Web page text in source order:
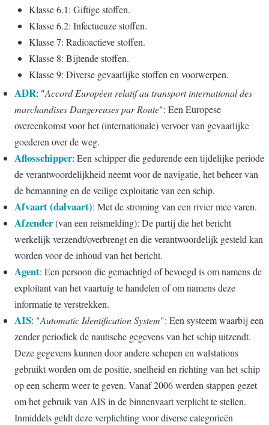
Klasse 6.1: Giftige stoffen.
Klasse 6.2: Infectueuze stoffen.
Klasse 7: Radioactieve stoffen.
Klasse 8: Bijtende stoffen.
Klasse 9: Diverse gevaarlijke stoffen en voorwerpen.
ADR: "Accord Européen relatif au transport international des
marchandises Dangereuses par Route": Een Europese
overeenkomst voor het (internationale) vervoer van gevaarlijke
goederen over de weg.
Aflosschipper: Een schipper die gedurende een tijdelijke periode
de verantwoordelijkheid neemt voor de navigatie, het beheer van
de bemanning en de veilige exploitatie van een schip.
Afvaart (dalvaart): Met de stroming van een rivier mee varen.
Afzender(van een reismelding): De partij die het bericht
werkelijk verzendt/overbrengt en die verantwoordelijk gesteld kan
worden voor de inhoud van het bericht.
Agent: Een persoon die gemachtigd of bevoegd is om namens de
exploitant van het vaartuig te handelen of om namens deze
informatie te verstrekken.
AIS: "Automatic Identification System": Een systeem waarbij een
zender periodiek de nautische gegevens van het schip uitzendt.
Deze gegevens kunnen door andere schepen en walstations
gebruikt worden om de positie, snelheid en richting van het schip
op een scherm weer te geven. Vanaf 2006 werden stappen gezet
om het gebruik van AIS in de binnenvaart verplicht te stellen.
Inmiddels geldt deze verplichting voor diverse categorieën